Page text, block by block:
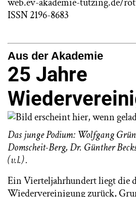
ISSN 2196-8683
Aus der Akademie
25 Jahre
Das junge Podium: Wolfgang
Domscheit-Berg, Dr. Günther
(v.l.).
Ein Vierteljahrhundert liegt die
Wiedervereinigung zurück,